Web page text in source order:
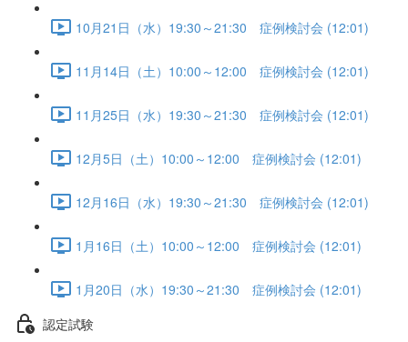
10月21日（水）19:30～21:30 症例検討会 (12:01)
11月14日（土）10:00～12:00 症例検討会 (12:01)
11月25日（水）19:30～21:30 症例検討会 (12:01)
12月5日（土）10:00～12:00 症例検討会 (12:01)
12月16日（水）19:30～21:30 症例検討会 (12:01)
1月16日（土）10:00～12:00 症例検討会 (12:01)
1月20日（水）19:30～21:30 症例検討会 (12:01)
認定試験